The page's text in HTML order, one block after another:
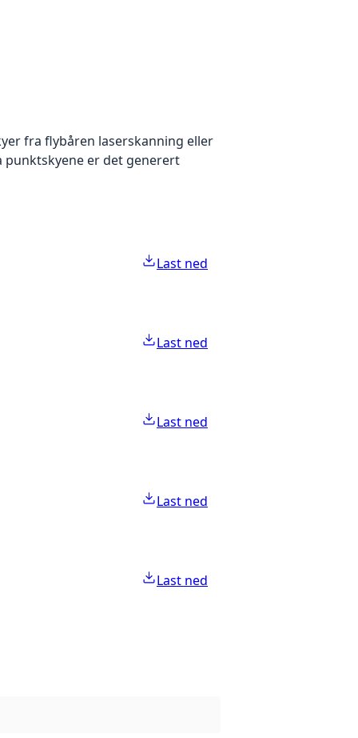
fra flybåren laserskanning eller
punktskyene er det generert
Last ned
Last ned
Last ned
Last ned
Last ned